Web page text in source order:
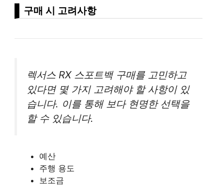
구매 시 고려사항
렉서스 RX 스포트백 구매를 고민하고
있다면 몇 가지 고려해야 할 사항이 있
습니다. 이를 통해 보다 현명한 선택을
할 수 있습니다.
예산
주행 용도
보조금